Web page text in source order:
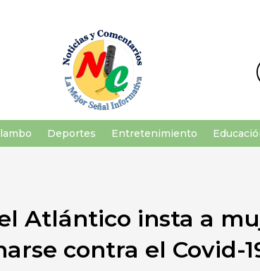
Deportes Entretenimiento
Atlántico insta a
contra el Covid-